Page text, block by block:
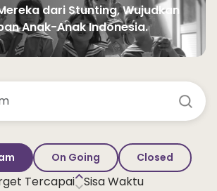
dari Stunting, Wujudkan
Anak-Anak Indonesia.
On Going Closed
Tercapai Sisa Waktu